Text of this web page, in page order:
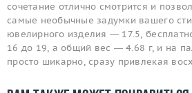
сочетание отлично смотрится и
самые необычные задумки вашего
ювелирного изделия — 17.5,
16 до 19, а общий вес — 4.68 г, и на
просто шикарно, сразу привлекая